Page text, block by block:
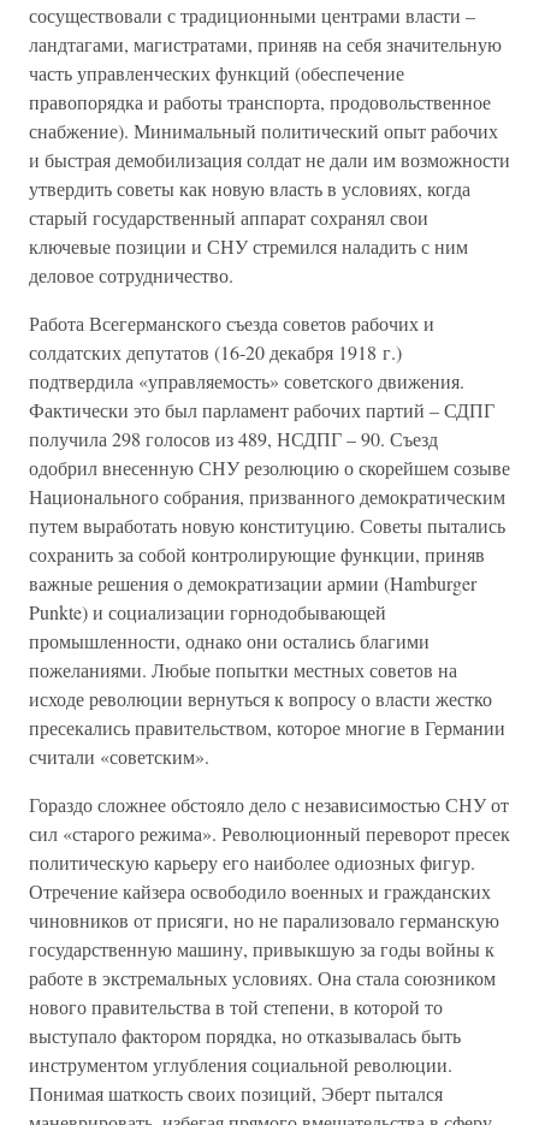
сосуществовали с традиционными центрами власти –
ландтагами, магистратами, приняв на себя значительную
часть управленческих функций (обеспечение
правопорядка и работы транспорта, продовольственное
снабжение). Минимальный политический опыт рабочих
и быстрая демобилизация солдат не дали им возможности
утвердить советы как новую власть в условиях, когда
старый государственный аппарат сохранял свои
ключевые позиции и СНУ стремился наладить с ним
деловое сотрудничество.
Работа Всегерманского съезда советов рабочих и
солдатских депутатов (16-20 декабря 1918 г.)
подтвердила «управляемость» советского движения.
Фактически это был парламент рабочих партий – СДПГ
получила 298 голосов из 489, НСДПГ – 90. Съезд
одобрил внесенную СНУ резолюцию о скорейшем созыве
Национального собрания, призванного демократическим
путем выработать новую конституцию. Советы пытались
сохранить за собой контролирующие функции, приняв
важные решения о демократизации армии (Hamburger
Punkte) и социализации горнодобывающей
промышленности, однако они остались благими
пожеланиями. Любые попытки местных советов на
исходе революции вернуться к вопросу о власти жестко
пресекались правительством, которое многие в Германии
считали «советским».
Гораздо сложнее обстояло дело с независимостью СНУ от
сил «старого режима». Революционный переворот пресек
политическую карьеру его наиболее одиозных фигур.
Отречение кайзера освободило военных и гражданских
чиновников от присяги, но не парализовало германскую
государственную машину, привыкшую за годы войны к
работе в экстремальных условиях. Она стала союзником
нового правительства в той степени, в которой то
выступало фактором порядка, но отказывалась быть
инструментом углубления социальной революции.
Понимая шаткость своих позиций, Эберт пытался